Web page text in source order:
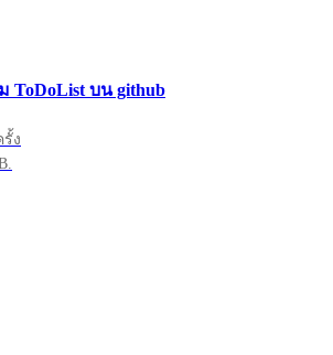
ToDoList บน github
ง